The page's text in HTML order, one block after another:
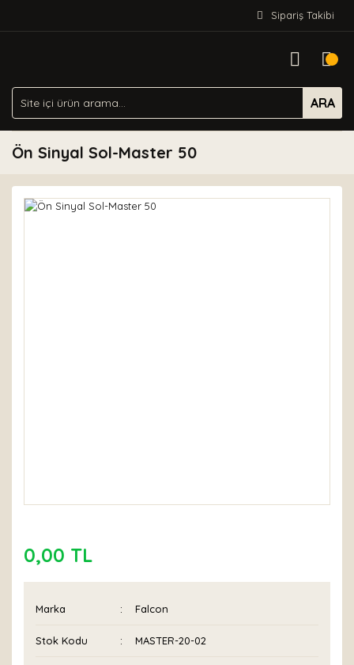
Sipariş Takibi
ARA
Ön Sinyal Sol-Master 50
0,00 TL
Marka Falcon
Stok Kodu MASTER-20-02